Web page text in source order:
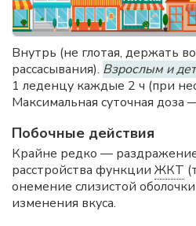
Внутрь (не глотая, держать
рассасывания). Взрослым и
1 леденцу каждые 2 ч (при
Максимальная суточная доза
Побочные действия
Крайне редко —
расстройства функции ЖКТ
онемение слизистой
изменения вкуса.